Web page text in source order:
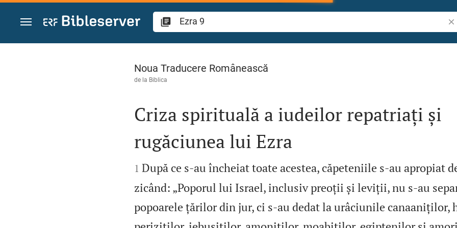
Sari la conținut
Ezra 9
Noua Traducere Românească
de la Biblica

Criza spirituală a iudeilor repatriați și
rugăciunea lui Ezra

1 După ce s‑au încheiat toate acestea, căpeteniile s‑au apropiat
zicând: „Poporul lui Israel, inclusiv preoții și leviții, nu s‑au
popoarele țărilor din jur, ci s‑au dedat la urâciunile